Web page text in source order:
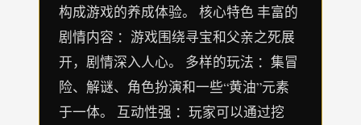
构成游戏的养成体验。 核心特色 丰富的
剧情内容 ：游戏围绕寻宝和父亲之死展
开，剧情深入人心。 多样的玩法 ：集冒
险、解谜、角色扮演和一些“黄油”元素
于一体。 互动性强 ：玩家可以通过挖